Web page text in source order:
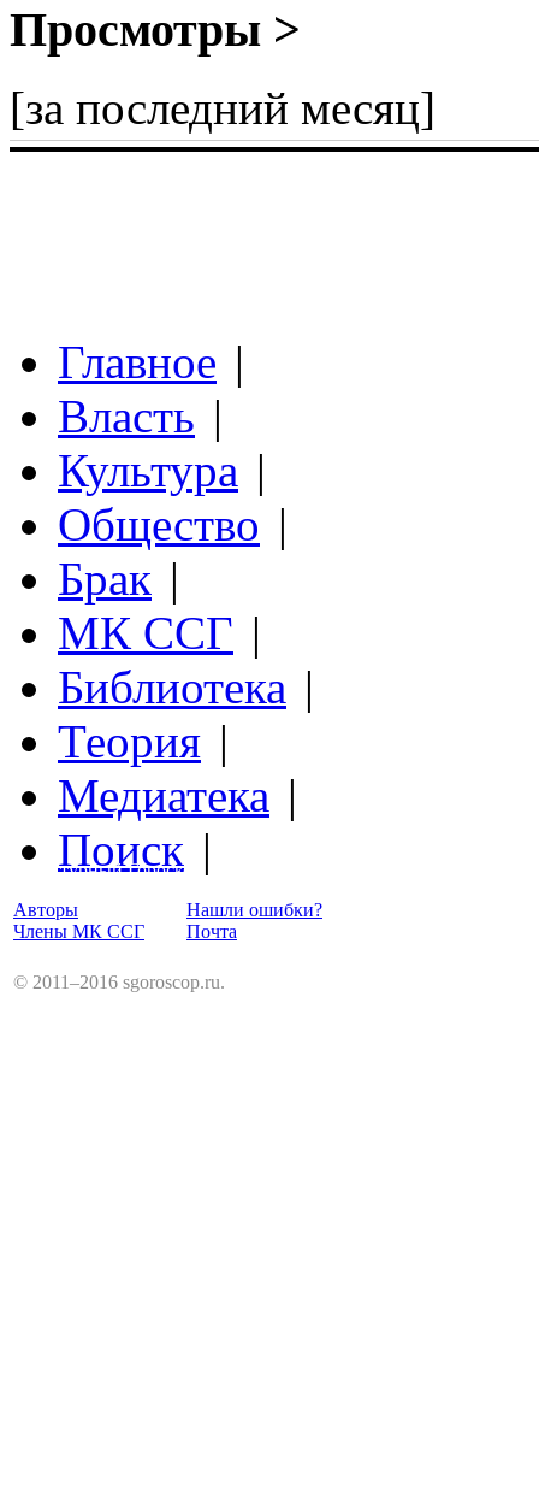
Просмотры >
[за последний месяц]
Главное |
Власть |
Культура |
Общество |
Брак |
МК ССГ |
Библиотека |
Теория |
Медиатека |
Поиск |
Структурный Гороскоп
Авторы
Члены МК ССГ
Нашли ошибки?
Почта
© 2011–2016 sgoroscop.ru.